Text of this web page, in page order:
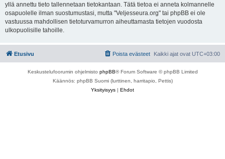
yllä annettu tieto tallennetaan tietokantaan. Tätä tietoa ei anneta kolmannelle
osapuolelle ilman suostumustasi, mutta "Veljesseura.org" tai phpBB ei ole
vastuussa mahdollisen tietoturvamurron aiheuttamasta tietojen vuodosta
ulkopuolisille tahoille.
Etusivu Kaikki ajat ovat UTC+03:00
Poista evästeet
Keskustelufoorumin ohjelmisto phpBB® Forum Software © phpBB Limited
Käännös: phpBB Suomi (lurttinen, harritapio, Pettis)
Yksityisyys | Ehdot